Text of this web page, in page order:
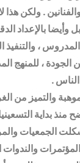
. ولكن هذا
بالإعداد
،
الجودة ، للمنهج
.
والتميز من
منذ بداية
الجمعيات